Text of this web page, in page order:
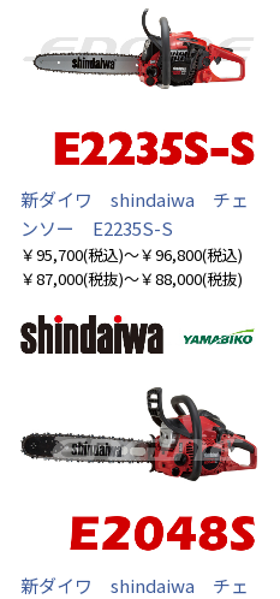
新ダイワ shindaiwa チェ
ンソー E2235S-S
￥95,700(税込)～￥96,800(税込)
￥87,000(税抜)～￥88,000(税抜)
新ダイワ shindaiwa チェ